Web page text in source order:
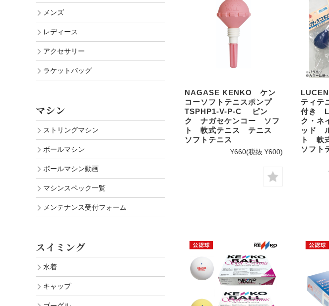
NAGASE KENKO ケン
コーソフトテニスポンプ
TSPHP1-V-P-C ピン
ク ナガセケンコー ソフ
ト 軟式テニス テニス
ソフトテニス
¥660(税抜 ¥600)
ティテ
付き
ク・ネ
ッド
ト 軟
ソフト
メンズ
レディース
アクセサリー
ラケットバッグ
マシン
ストリングマシン
ボールマシン
ボールマシン動画
マシンスペック一覧
メンテナンス受付フォーム
スイミング
水着
キャップ